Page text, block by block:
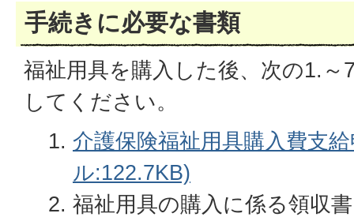
手続きに必要な書類
福祉用具を購入した後、次の1.～
してください。
介護保険福祉用具購入費支
ル:122.7KB)
福祉用具の購入に係る領収